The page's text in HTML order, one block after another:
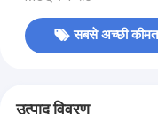
सबसे अच्छी कीमत
उत्पाद विवरण